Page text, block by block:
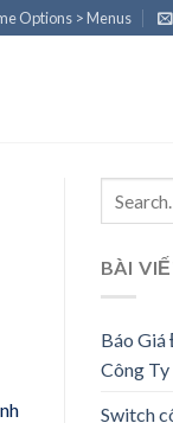
Options > Menus
BÀI
Báo
Công
Switch